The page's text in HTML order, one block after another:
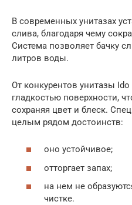
В современных унитазах
слива, благодаря чему
Система позволяет бачку
литров воды.
От конкурентов унитазы
гладкостью поверхности,
сохраняя цвет и блеск.
целым рядом достоинств:
оно устойчивое;
отторгает запах;
на нем не
чистке.